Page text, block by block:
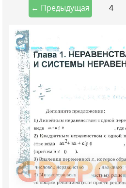
← Предыдущая 4